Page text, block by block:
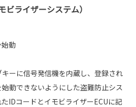
ライザーシステム）
動
ーに信号発信機を内蔵し、登録され
動できないようにした盗難防止シス
IDコードとイモビライザーECUに記